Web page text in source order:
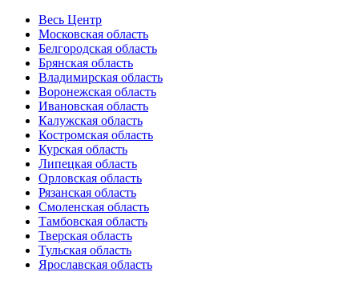
Весь Центр
Московская область
Белгородская область
Брянская область
Владимирская область
Воронежская область
Ивановская область
Калужская область
Костромская область
Курская область
Липецкая область
Орловская область
Рязанская область
Смоленская область
Тамбовская область
Тверская область
Тульская область
Ярославская область